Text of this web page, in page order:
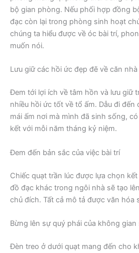
bộ gian phòng. Nếu phối hợp đồng
đạc còn lại trong phòng sinh hoạt
chúng ta hiểu được về óc bài trí,
muốn nói.
Lưu giữ các hồi ức đẹp đẽ về căn
Đem tới lợi ích về tâm hồn và lưu giữ
nhiều hồi ức tốt về tổ ấm. Dẫu đi đến
mái ấm nơi mà mình đã sinh sống,
kết với mỗi năm tháng kỷ niệm.
Đem đến bản sắc của việc bài trí
Chiếc quạt trần lúc được lựa chọn
đồ đạc khác trong ngôi nhà sẽ tạo
chủ đích. Tất cả mô tả được văn hóa
Bừng lên sự quý phái của không gian
Đèn treo ở dưới quạt mang đến cho